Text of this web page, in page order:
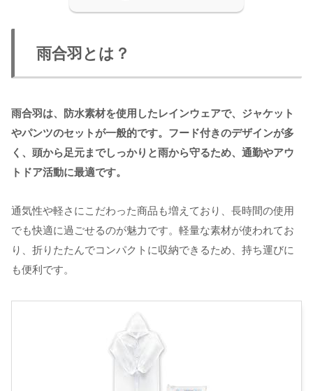
雨合羽とは？
雨合羽は、防水素材を使用したレインウェアで、ジャケット
やパンツのセットが一般的です。フード付きのデザインが多
く、頭から足元までしっかりと雨から守るため、通勤やアウ
トドア活動に最適です。
通気性や軽さにこだわった商品も増えており、長時間の使用
でも快適に過ごせるのが魅力です。軽量な素材が使われてお
り、折りたたんでコンパクトに収納できるため、持ち運びに
も便利です。